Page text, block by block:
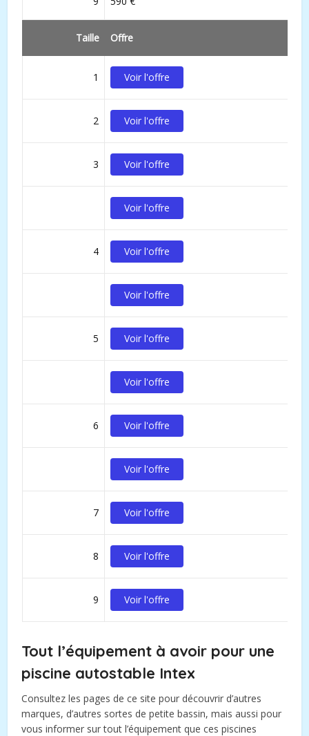
Taille Offre
1 Voir l'offre
2 Voir l'offre
3 Voir l'offre
Voir l'offre
4 Voir l'offre
Voir l'offre
5 Voir l'offre
Voir l'offre
6 Voir l'offre
Voir l'offre
7 Voir l'offre
8 Voir l'offre
9 Voir l'offre
Tout l’équipement à avoir pour une
piscine autostable Intex
Consultez les pages de ce site pour découvrir d’autres
marques, d’autres sortes de petite bassin, mais aussi pour
vous informer sur tout l’équipement que ces piscines